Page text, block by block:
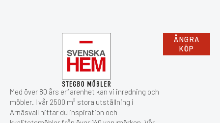
Med över 80 års erfarenhet kan vi inredning och
möbler. I vår 2500 m² stora utställning i
Arnäsvall hittar du inspiration och
ÅNGRA
KÖP